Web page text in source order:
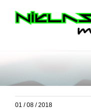
01 / 08 / 2018